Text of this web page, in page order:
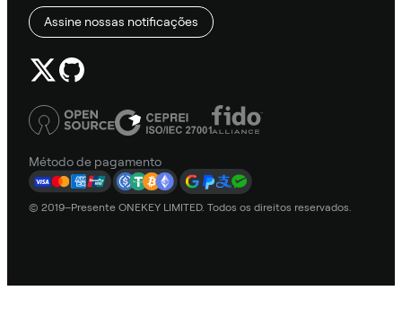
Assine nossas notificações
Método de pagamento
© 2019–Presente ONEKEY LIMITED. Todos os direitos reservados.